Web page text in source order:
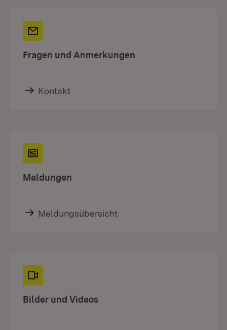
Fragen und Anmerkungen
Kontakt
Meldungen
Meldungsübersicht
Bilder und Videos